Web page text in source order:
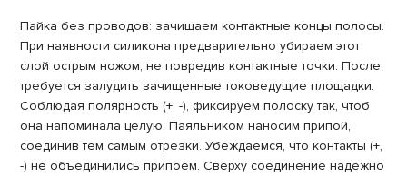
Пайка без проводов: зачищаем контактные концы полосы.
При наявности силикона предварительно убираем этот
слой острым ножом, не повредив контактные точки. После
требуется залудить зачищенные токоведущие площадки.
Соблюдая полярность (+, -), фиксируем полоску так, чтоб
она напоминала целую. Паяльником наносим припой,
соединив тем самым отрезки. Убеждаемся, что контакты (+,
-) не объединились припоем. Сверху соединение надежно